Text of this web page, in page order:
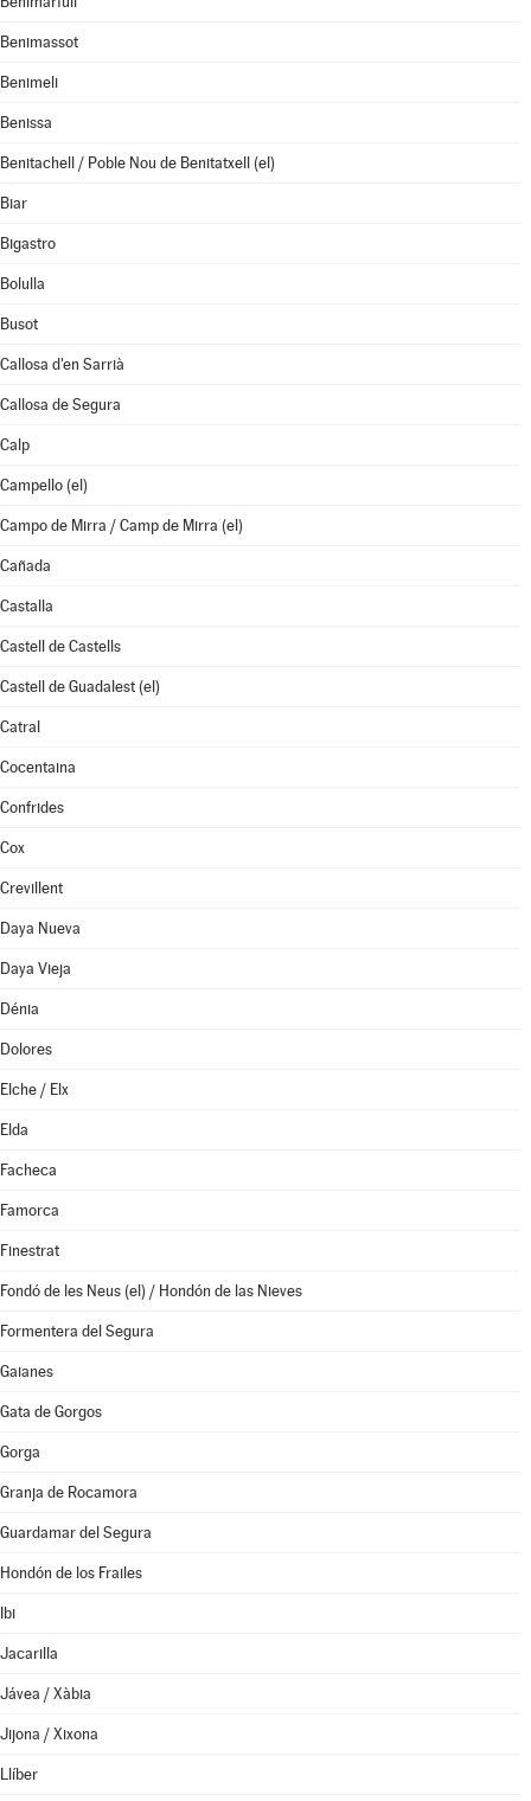
Benimassot
Benimeli
Benissa
Benitachell / Poble Nou de Benitatxell (el)
Biar
Bigastro
Bolulla
Busot
Callosa d'en Sarrià
Callosa de Segura
Calp
Campello (el)
Campo de Mirra / Camp de Mirra (el)
Cañada
Castalla
Castell de Castells
Castell de Guadalest (el)
Catral
Cocentaina
Confrides
Cox
Crevillent
Daya Nueva
Daya Vieja
Dénia
Dolores
Elche / Elx
Elda
Facheca
Famorca
Finestrat
Fondó de les Neus (el) / Hondón de las Nieves
Formentera del Segura
Gaianes
Gata de Gorgos
Gorga
Granja de Rocamora
Guardamar del Segura
Hondón de los Frailes
Ibi
Jacarilla
Jávea / Xàbia
Jijona / Xixona
Llíber